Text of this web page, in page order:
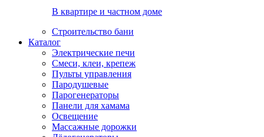
В квартире и частном доме
Строительство бани
Каталог
Электрические печи
Смеси, клеи, крепеж
Пульты управления
Пародушевые
Парогенераторы
Панели для хамама
Освещение
Массажные дорожки